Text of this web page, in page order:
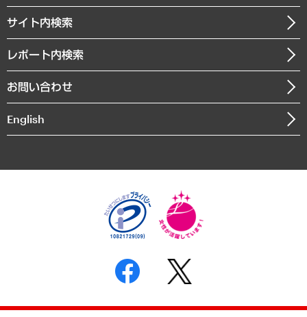
まちづくり・観光・交通・スポーツ・スマートシティ
自然資源・農林水産業・食料システム
受託・受注実績（官公庁関連）
メディア掲載・出演
沿革
組織図・本部部室紹介
インドネシア現地法人
個人情報保護方針
反社会的勢力に対する基本方針
書面による個人情報の開示等の請求の手続きについて
お知らせ
サイト内検索
レポート内検索
お問い合わせ
English